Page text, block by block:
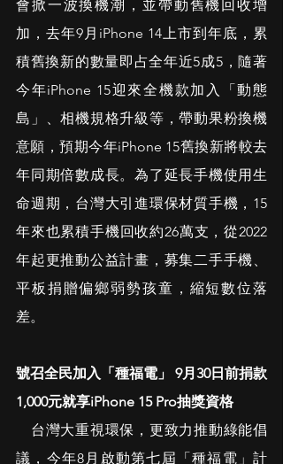
會掀一波換機潮，並帶動舊機回收增
加，去年9月iPhone 14上市到年底，累
積舊換新的數量即占全年近5成5，隨著
今年iPhone 15迎來全機款加入「動態
島」、相機規格升級等，帶動果粉換機
意願，預期今年iPhone 15舊換新將較去
年同期倍數成長。為了延長手機使用生
命週期，台灣大引進環保材質手機，15
年來也累積手機回收約26萬支，從2022
年起更推動公益計畫，募集二手手機、
平板捐贈偏鄉弱勢孩童，縮短數位落
差。
號召全民加入「種福電」 9月30日前捐款
1,000元就享iPhone 15 Pro抽獎資格
台灣大重視環保，更致力推動綠能倡
議，今年8月啟動第七屆「種福電」計